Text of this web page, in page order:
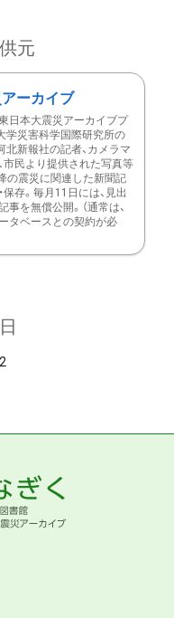
元
ーカイブ
日本大震災アーカイブプ
学災害科学国際研究所の
北新報社の記者、カメラマ
市民より提供された写真等
の震災に関連した新聞記
存。毎月11日には、見出
を無償公開。（通常は、
タベースとの契約が必